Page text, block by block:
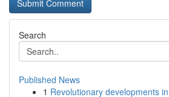
Search
Published News
1 Revolutionary developments